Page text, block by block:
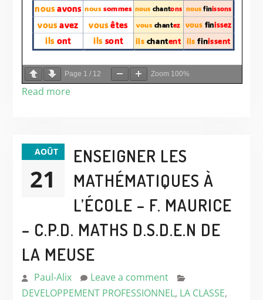
Page 1 / 12 Zoom 100%
Read more
AOÛT
21
ENSEIGNER LES
MATHÉMATIQUES À
L’ÉCOLE – F. MAURICE
– C.P.D. MATHS D.S.D.E.N DE
LA MEUSE
Paul-Alix
Leave a comment
DEVELOPPEMENT PROFESSIONNEL, LA CLASSE,